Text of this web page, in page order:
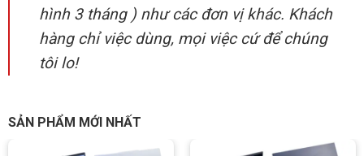
hình 3 tháng ) như các đơn vị khác. Khách
hàng chỉ việc dùng, mọi việc cứ để chúng
tôi lo!
SẢN PHẨM MỚI NHẤT